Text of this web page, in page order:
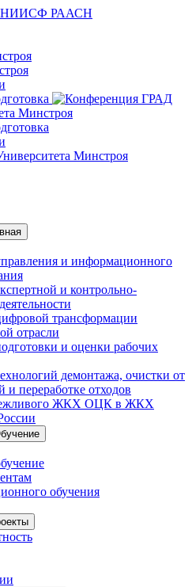
и информационного
и контрольно-
трансформации
отрасли
и оценки рабочих
демонтажа, очистки от
и переработке отходов
ЖКХ ОЦК в ЖКХ
обучения